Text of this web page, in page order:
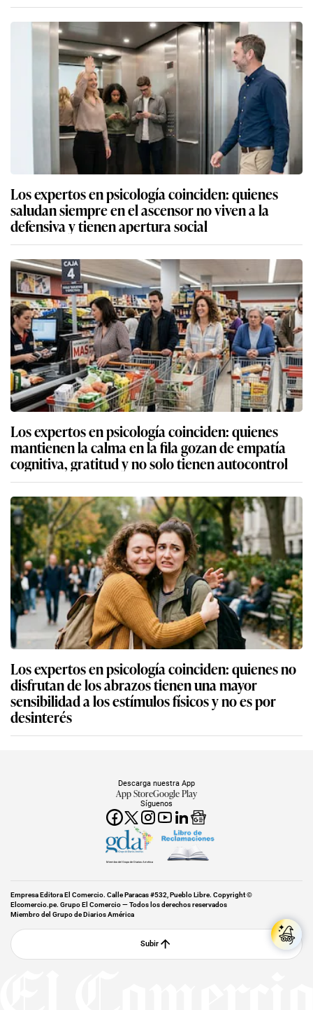
Los expertos en psicología coinciden: quienes
saludan siempre en el ascensor no viven a la
defensiva y tienen apertura social
Los expertos en psicología coinciden: quienes
mantienen la calma en la fila gozan de empatía
cognitiva, gratitud y no solo tienen autocontrol
Los expertos en psicología coinciden: quienes no
disfrutan de los abrazos tienen una mayor
sensibilidad a los estímulos físicos y no es por
desinterés
Síguenos
Descarga nuestra App
App StoreGoogle Play
Miembro del Grupo de Diarios América
Empresa Editora El Comercio. Calle Paracas #532, Pueblo Libre. Copyright ©
Elcomercio.pe. Grupo El Comercio — Todos los derechos reservados
Miembro del Grupo de Diarios América
Subir